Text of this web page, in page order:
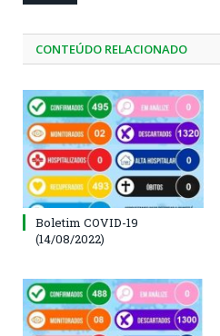
CONTEÚDO RELACIONADO
Boletim COVID-19
(14/08/2022)